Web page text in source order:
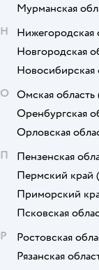
Мурманская
Н
Нижегородская
Новгородская
Новосибирская
О Омская область
Оренбургская
Орловская
П
Пензенская
Пермский край
Приморский
Псковская
Р
Ростовская
Рязанская